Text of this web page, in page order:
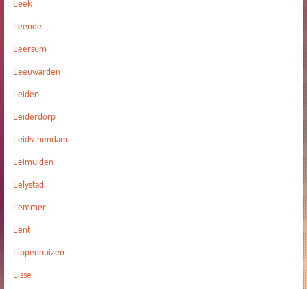
Leek
Leende
Leersum
Leeuwarden
Leiden
Leiderdorp
Leidschendam
Leimuiden
Lelystad
Lemmer
Lent
Lippenhuizen
Lisse